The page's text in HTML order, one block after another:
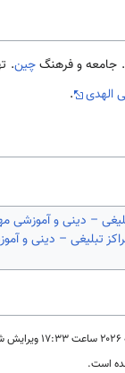
چین.
الهدی
.
– دینی و
تبلیغی – دینی و